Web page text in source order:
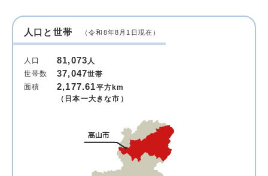
人口と世帯 （令和8年8月1日現在）
人口 81,073人
世帯数
37,047世帯
面積
2,177.61平方km
（日本一大きな市）